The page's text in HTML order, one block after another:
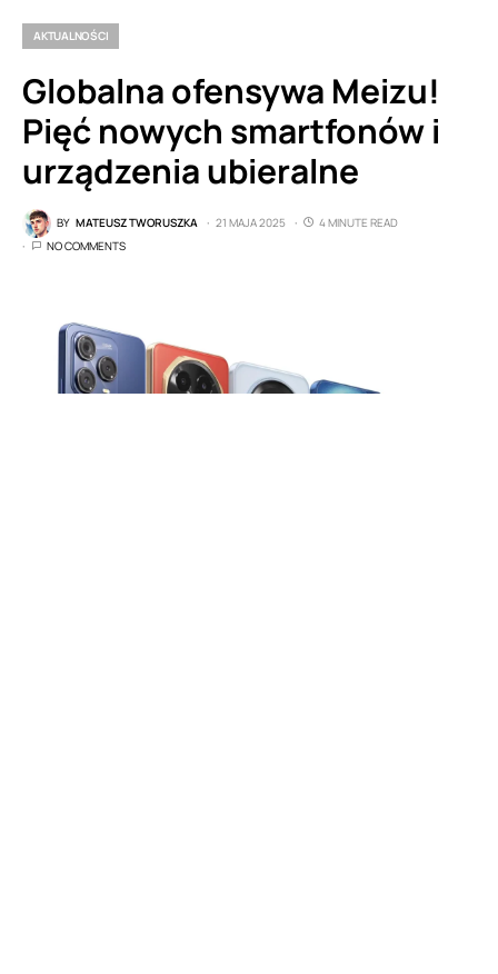
AKTUALNOŚCI
Globalna ofensywa Meizu!
Pięć nowych smartfonów i
urządzenia ubieralne
BY MATEUSZ TWORUSZKA 21 MAJA 2025
4 MINUTE READ
NO COMMENTS